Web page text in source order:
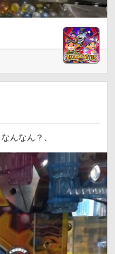
んなん？、